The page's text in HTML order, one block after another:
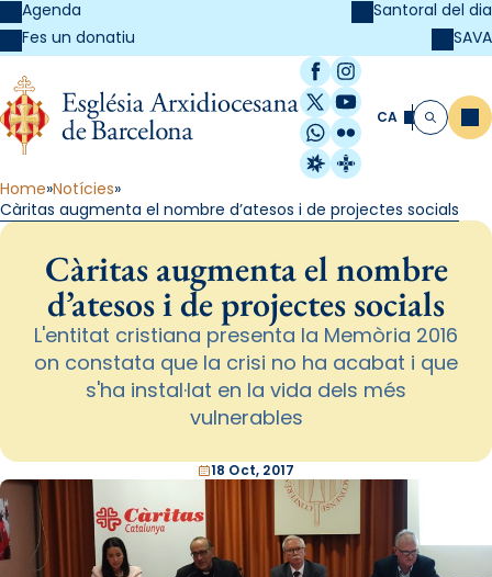
Agenda
Fes un donatiu
Santoral del dia
SAVA
Facebook
Instagram
X / Twitter
YouTube
WhatsApp
Flickr
Radio Estel
Catalunya
CA Cerca
Home Notícies
Càritas augmenta el nombre d’atesos i de projectes socials
Càritas augmenta el nombre
d’atesos i de projectes socials
L'entitat cristiana presenta la Memòria 2016
on constata que la crisi no ha acabat i que
s'ha instal·lat en la vida dels més
vulnerables
18 Oct, 2017